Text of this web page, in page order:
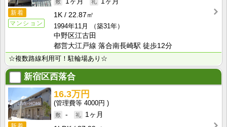
新着
マンション
1K
22.87㎡
1994年11月
（築31年）
中野区江古田
都営大江戸線 落合南長崎駅 徒歩12分
☆複数路線利用可！駐輪場あり☆
新宿区西落合
16.3万円
4000円
-
1ヶ月